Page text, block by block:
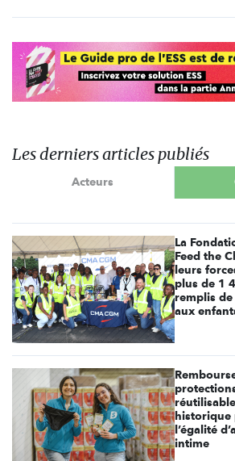
Les derniers articles publiés
Acteurs
La
Feed the
leurs
plus de 1
remplis
aux
historique
l’égalité
intime